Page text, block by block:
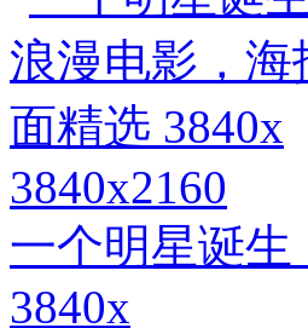
3840x2160
一个明星诞生
3840x